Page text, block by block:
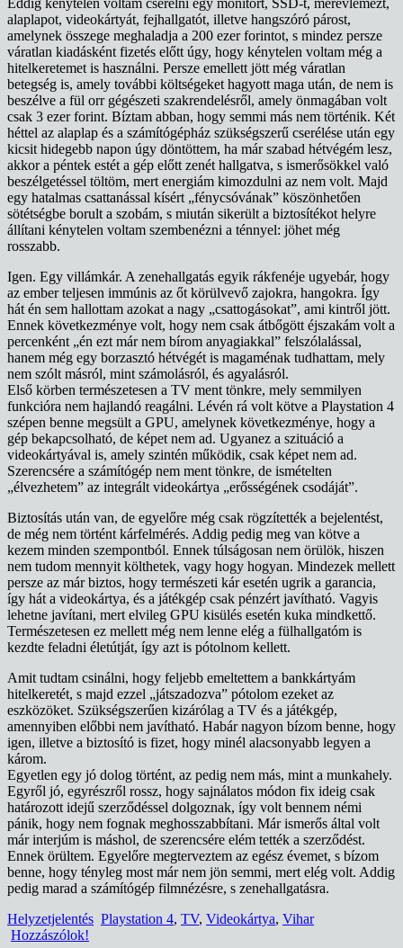
alaplapot, videokártyát, fejhallgatót, illetve hangszóró párost,
amelynek összege meghaladja a 200 ezer forintot, s mindez persze
váratlan kiadásként fizetés előtt úgy, hogy kénytelen voltam még a
hitelkeretemet is használni. Persze emellett jött még váratlan
betegség is, amely további költségeket hagyott maga után, de nem is
beszélve a fül orr gégészeti szakrendelésről, amely önmagában volt
csak 3 ezer forint. Bíztam abban, hogy semmi más nem történik. Két
héttel az alaplap és a számítógépház szükségszerű cserélése után egy
kicsit hidegebb napon úgy döntöttem, ha már szabad hétvégém lesz,
akkor a péntek estét a gép előtt zenét hallgatva, s ismerősökkel való
beszélgetéssel töltöm, mert energiám kimozdulni az nem volt. Majd
egy hatalmas csattanással kísért „fénycsóvának” köszönhetően
sötétségbe borult a szobám, s miután sikerült a biztosítékot helyre
állítani kénytelen voltam szembenézni a ténnyel: jöhet még
rosszabb.
Igen. Egy villámkár. A zenehallgatás egyik rákfenéje ugyebár, hogy
az ember teljesen immúnis az őt körülvevő zajokra, hangokra. Így
hát én sem hallottam azokat a nagy „csattogásokat”, ami kintről jött.
Ennek következménye volt, hogy nem csak átbőgött éjszakám volt a
percenként „én ezt már nem bírom anyagiakkal” felszólalással,
hanem még egy borzasztó hétvégét is magaménak tudhattam, mely
nem szólt másról, mint számolásról, és agyalásról.
Első körben természetesen a TV ment tönkre, mely semmilyen
funkcióra nem hajlandó reagálni. Lévén rá volt kötve a Playstation 4
szépen benne megsült a GPU, amelynek következménye, hogy a
gép bekapcsolható, de képet nem ad. Ugyanez a szituáció a
videokártyával is, amely szintén működik, csak képet nem ad.
Szerencsére a számítógép nem ment tönkre, de ismételten
„élvezhetem” az integrált videokártya „erősségének csodáját”.
Biztosítás után van, de egyelőre még csak rögzítették a bejelentést,
de még nem történt kárfelmérés. Addig pedig meg van kötve a
kezem minden szempontból. Ennek túlságosan nem örülök, hiszen
nem tudom mennyit költhetek, vagy hogy hogyan. Mindezek mellett
persze az már biztos, hogy természeti kár esetén ugrik a garancia,
így hát a videokártya, és a játékgép csak pénzért javítható. Vagyis
lehetne javítani, mert elvileg GPU kisülés esetén kuka mindkettő.
Természetesen ez mellett még nem lenne elég a fülhallgatóm is
kezdte feladni életútját, így azt is pótolnom kellett.
Amit tudtam csinálni, hogy feljebb emeltettem a bankkártyám
hitelkeretét, s majd ezzel „játszadozva” pótolom ezeket az
eszközöket. Szükségszerűen kizárólag a TV és a játékgép,
amennyiben előbbi nem javítható. Habár nagyon bízom benne, hogy
igen, illetve a biztosító is fizet, hogy minél alacsonyabb legyen a
károm.
Egyetlen egy jó dolog történt, az pedig nem más, mint a munkahely.
Egyről jó, egyrészről rossz, hogy sajnálatos módon fix ideig csak
határozott idejű szerződéssel dolgoznak, így volt bennem némi
pánik, hogy nem fognak meghosszabbítani. Már ismerős által volt
már interjúm is máshol, de szerencsére elém tették a szerződést.
Ennek örültem. Egyelőre megterveztem az egész évemet, s bízom
benne, hogy tényleg most már nem jön semmi, mert elég volt. Addig
pedig marad a számítógép filmnézésre, s zenehallgatásra.
Helyzetjelentés Playstation 4, TV, Videokártya, Vihar
Hozzászólok!